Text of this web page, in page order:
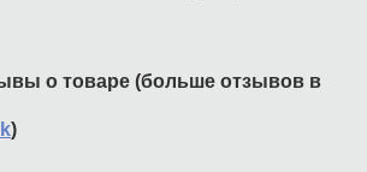
о товаре (больше отзывов в
)